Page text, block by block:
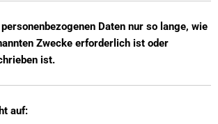
Daten nur so lange, wie
Zwecke erforderlich ist oder
ist.
auf: